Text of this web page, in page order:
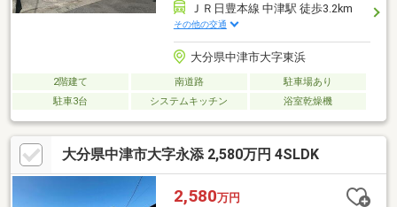
ＪＲ日豊本線 中津駅 徒歩3.2km
その他の交通
大分県中津市大字東浜
2階建て 南道路
駐車場あり
駐車3台
システムキッチン 浴室乾燥機
大分県中津市大字永添 2,580万円 4SLDK
2,580万円